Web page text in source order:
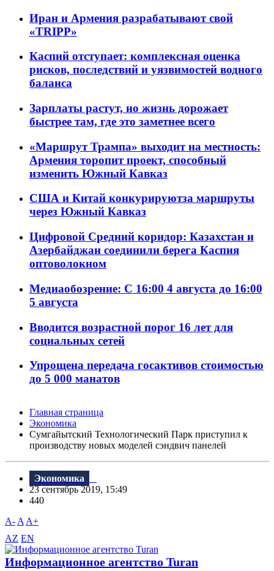
Иран и Армения разрабатывают свой
«TRIPP»
Каспий отступает: комплексная оценка
рисков, последствий и уязвимостей водного
баланса
Зарплаты растут, но жизнь дорожает
быстрее там, где это заметнее всего
«Маршрут Трампа» выходит на местность:
Армения торопит проект, способный
изменить Южный Кавказ
США и Китай конкурируютза маршруты
через Южный Кавказ
Цифровой Средний коридор: Казахстан и
Азербайджан соединили берега Каспия
оптоволокном
Медиаобозрение: С 16:00 4 августа до 16:00
5 августа
Вводится возрастной порог 16 лет для
социальных сетей
Упрощена передача госактивов стоимостью
до 5 000 манатов
Главная страница
Экономика
Сумгайытский Технологический Парк приступил к
производству новых моделей сэндвич панелей
Экономика
23 сентябрь 2019, 15:49
440
A- A A+
AZ EN
Информационное агентство Turan